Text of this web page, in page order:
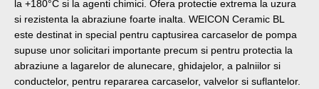
la +180°C si la agenti chimici. Ofera protectie extrema la uzura
si rezistenta la abraziune foarte inalta. WEICON Ceramic BL
este destinat in special pentru captusirea carcaselor de pompa
supuse unor solicitari importante precum si pentru protectia la
abraziune a lagarelor de alunecare, ghidajelor, a palniilor si
conductelor, pentru repararea carcaselor, valvelor si suflantelor.